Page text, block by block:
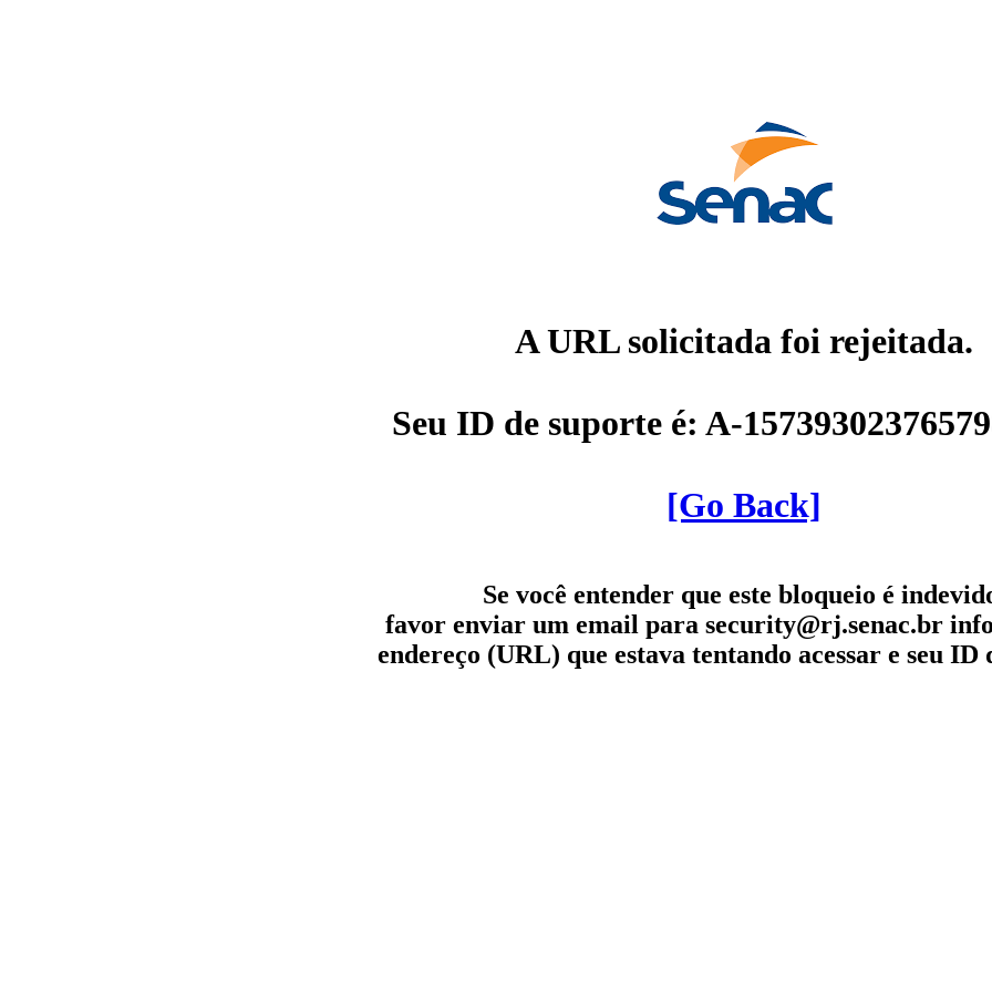
A URL solicitada foi rejeitada.
Seu ID de suporte é: A-
[Go Back]
Se você entender que este bloqueio é
favor enviar um email para security@rj.senac.br
endereço (URL) que estava tentando acessar e seu ID